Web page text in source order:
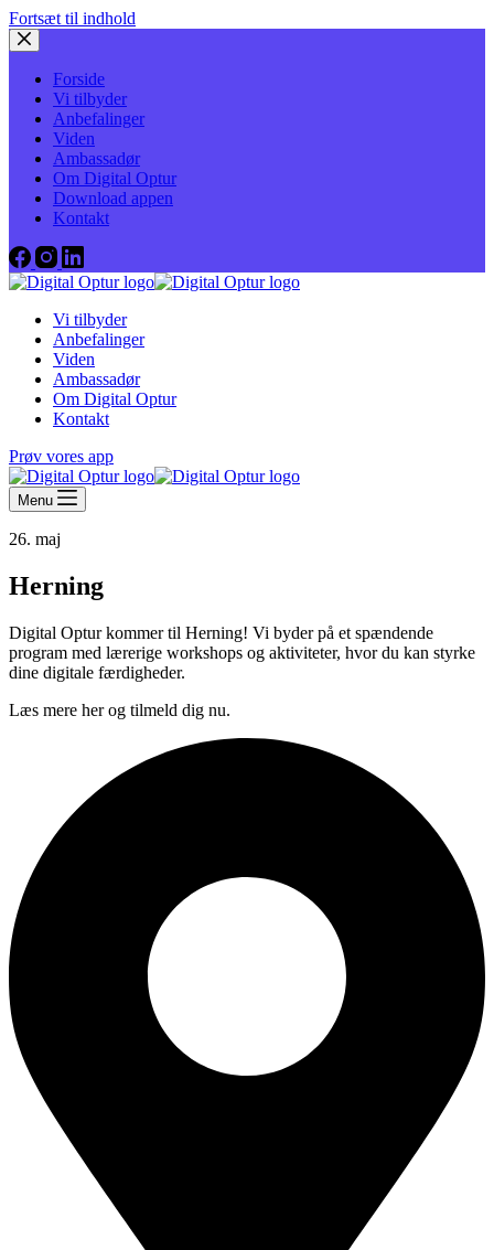
Fortsæt til indhold
Forside
Vi tilbyder
Anbefalinger
Viden
Ambassadør
Om Digital Optur
Download appen
Kontakt
Vi tilbyder
Anbefalinger
Viden
Ambassadør
Om Digital Optur
Kontakt
Prøv vores app
Menu
26. maj
Herning
Digital Optur kommer til Herning! Vi byder på et spændende
program med lærerige workshops og aktiviteter, hvor du kan styrke
dine digitale færdigheder.
Læs mere her og tilmeld dig nu.